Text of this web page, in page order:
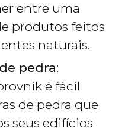
entre uma
produtos feitos
naturais.
pedra:
é fácil
de pedra que
seus edifícios